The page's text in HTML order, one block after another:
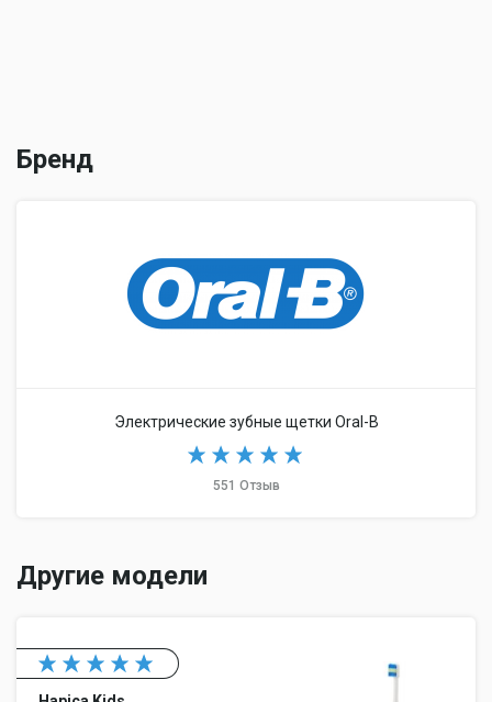
Бренд
Электрические зубные щетки Oral-B
551 Отзыв
Другие модели